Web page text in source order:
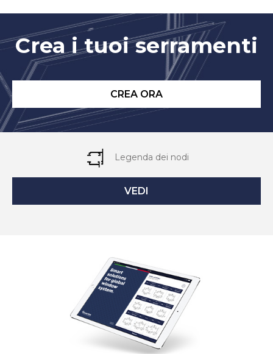
Crea i tuoi serramenti
CREA ORA
Legenda dei nodi
VEDI